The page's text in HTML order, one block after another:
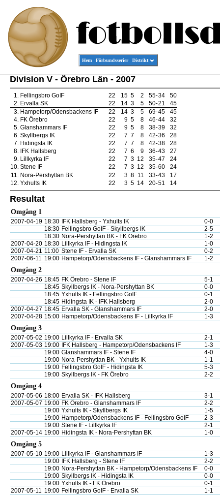
Hem Förbundsserier Distrikt
Division V - Örebro Län - 2007
1. Fellingsbro GoIF 22 15 5 2 55-34
50
2. Ervalla SK 22 14 3 5 50-21
45
3. Hampetorp/Odensbackens IF 22 14 3 5 69-45
45
4. FK Örebro 22 9 5 8 46-44
32
5. Glanshammars IF 22 9 5 8 38-39
32
6. Skyllbergs IK 22 7 7 8 42-36
28
7. Hidingsta IK 22 7 7 8 42-38
28
8. IFK Hallsberg 22 7 6 9 36-43
27
9. Lillkyrka IF 22 7 3 12 35-47
24
10. Stene IF 22 7 3 12 35-60
24
11. Nora-Pershyttan BK 22 3 8 11 33-43
17
12. Yxhults IK 22 3 5 14 20-51 14
Resultat
Omgång 1
2007-04-19 18:30 IFK Hallsberg - Yxhults IK
0-0
18:30 Fellingsbro GoIF - Skyllbergs IK
2-5
18:30 Nora-Pershyttan BK - FK Örebro
1-2
2007-04-20 18:30 Lillkyrka IF - Hidingsta IK
1-0
2007-04-21 11:00 Stene IF - Ervalla SK
0-2
2007-06-11 19:00 Hampetorp/Odensbackens IF - Glanshammars IF 1-2
Omgång 2
2007-04-26 18:45 FK Örebro - Stene IF
5-1
18:45 Skyllbergs IK - Nora-Pershyttan BK
0-0
18:45 Yxhults IK - Fellingsbro GoIF
0-1
18:45 Hidingsta IK - IFK Hallsberg
2-0
2007-04-27 18:45 Ervalla SK - Glanshammars IF
2-0
2007-04-28 15:00 Hampetorp/Odensbackens IF - Lillkyrka IF 1-3
Omgång 3
2007-05-02 19:00 Lillkyrka IF - Ervalla SK
2-1
2007-05-03 19:00 IFK Hallsberg - Hampetorp/Odensbackens IF
1-3
19:00 Glanshammars IF - Stene IF
4-0
19:00 Nora-Pershyttan BK - Yxhults IK
1-1
19:00 Fellingsbro GoIF - Hidingsta IK
5-3
19:00 Skyllbergs IK - FK Örebro 2-2
Omgång 4
2007-05-06 18:00 Ervalla SK - IFK Hallsberg
3-1
2007-05-07 19:00 FK Örebro - Glanshammars IF
2-2
19:00 Yxhults IK - Skyllbergs IK
1-5
19:00 Hampetorp/Odensbackens IF - Fellingsbro GoIF
2-3
19:00 Stene IF - Lillkyrka IF
2-1
2007-05-14 19:00 Hidingsta IK - Nora-Pershyttan BK 1-0
Omgång 5
2007-05-10 19:00 Lillkyrka IF - Glanshammars IF
1-3
19:00
IFK Hallsberg - Stene IF
2-2
19:00 Nora-Pershyttan BK - Hampetorp/Odensbackens IF
0-0
19:00 Skyllbergs IK - Hidingsta IK
0-0
19:00 Yxhults IK - FK Örebro
0-1
2007-05-11 19:00 Fellingsbro GoIF - Ervalla SK 1-1